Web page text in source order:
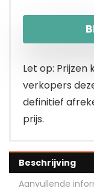
Let op:
verkopers
definitief
prijs.
Beschrijving
Aanvullende